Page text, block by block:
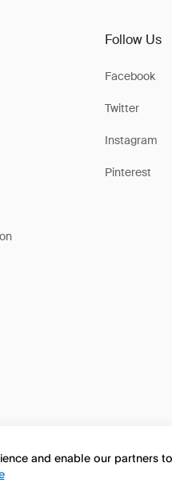
Follow Us
Facebook
Twitter
Instagram
Pinterest
and enable our partners